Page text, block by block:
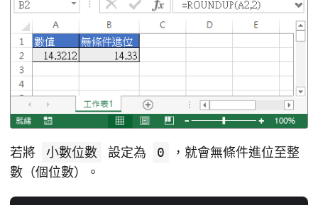
若將 小數位數 設定為 0
，就會無條件進位至整
數（個位數）。